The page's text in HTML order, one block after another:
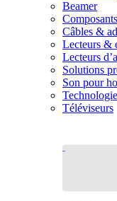
Beamer
Câbles &
Lecteurs &
Lecteurs
Solutions
Son pour
Téléviseurs